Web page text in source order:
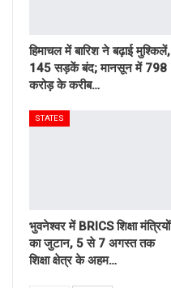
हिमाचल में बारिश ने बढ़ाई मुश्किलें,
145 सड़कें बंद; मानसून में 798
करोड़ के करीब…
STATES
भुवनेश्वर में BRICS शिक्षा मंत्रियों
का जुटान, 5 से 7 अगस्त तक
शिक्षा क्षेत्र के अहम…